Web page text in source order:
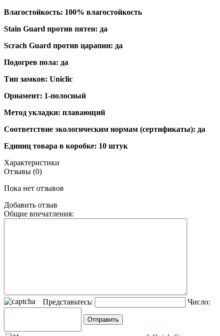
Влагостойкость: 100% влагостойкость
Stain Guard против пятен: да
Scrach Guard против царапин: да
Подогрев пола: да
Тип замков: Uniclic
Орнамент: 1-полосный
Метод укладки: плавающий
Соответствие экологическим нормам (сертификаты): да
Единиц товара в коробке: 10 штук
Характеристики
Отзывы (0)
Пока нет отзывов
Добавить отзыв
Общие впечатления:
Представьтесь: Число: